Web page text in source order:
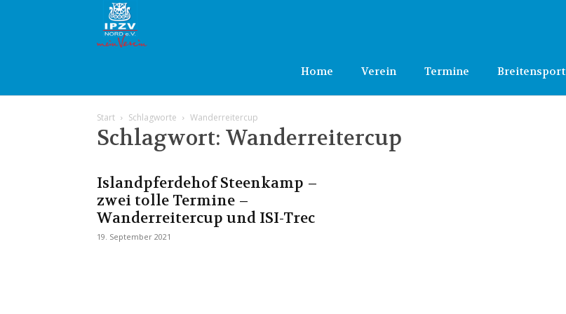
e.V.
Home Verein Termine Breitensport
Start Schlagworte Wanderreitercup
Schlagwort: Wanderreitercup
Islandpferdehof Steenkamp –
zwei tolle Termine –
Wanderreitercup und ISI-Trec
19. September 2021